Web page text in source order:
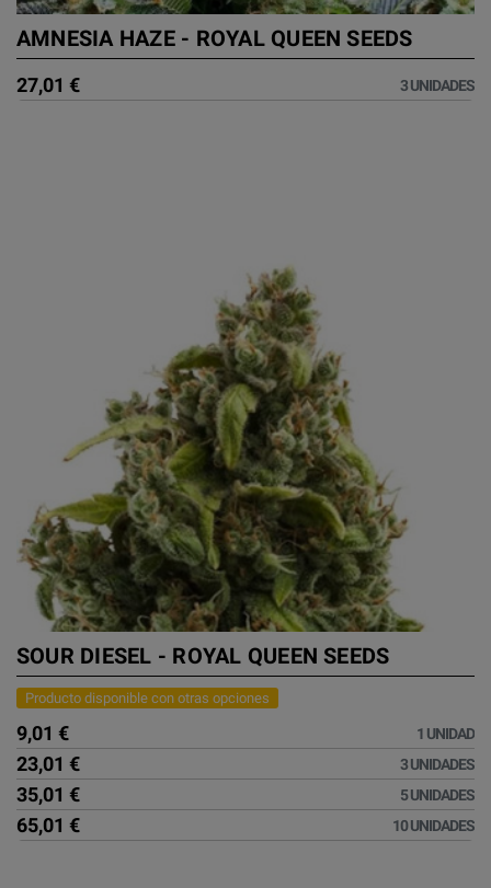
AMNESIA HAZE - ROYAL QUEEN SEEDS
27,01 € 3 UNIDADES
SOUR DIESEL - ROYAL QUEEN SEEDS
Producto disponible con otras opciones
9,01 € 1 UNIDAD
23,01 € 3 UNIDADES
35,01 € 5 UNIDADES
65,01 € 10 UNIDADES